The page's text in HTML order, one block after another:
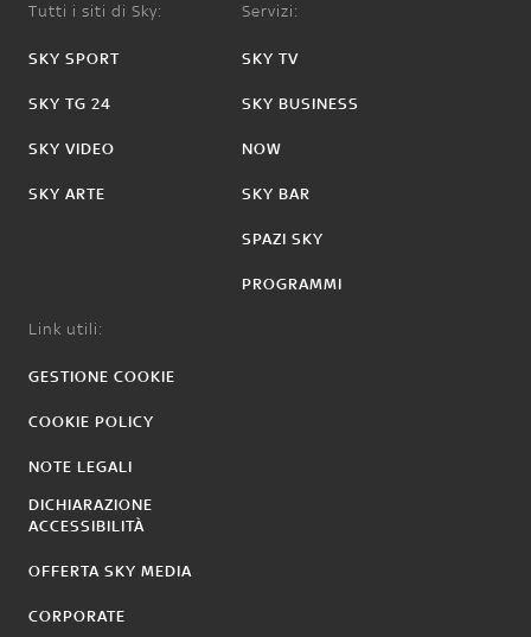
Tutti i siti di Sky:
SKY SPORT
SKY TG 24
SKY VIDEO
SKY ARTE
Servizi:
SKY TV
SKY BUSINESS
NOW
SKY BAR
SPAZI SKY
PROGRAMMI
Link utili:
GESTIONE COOKIE
COOKIE POLICY
NOTE LEGALI
DICHIARAZIONE
ACCESSIBILITÀ
OFFERTA SKY MEDIA
CORPORATE